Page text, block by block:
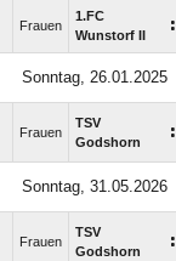
Frauen
1.FC
Wunstorf II
:
Sonntag, 26.01.2025
Frauen
TSV
Godshorn
:
Sonntag, 31.05.2026
Frauen
TSV
Godshorn
: